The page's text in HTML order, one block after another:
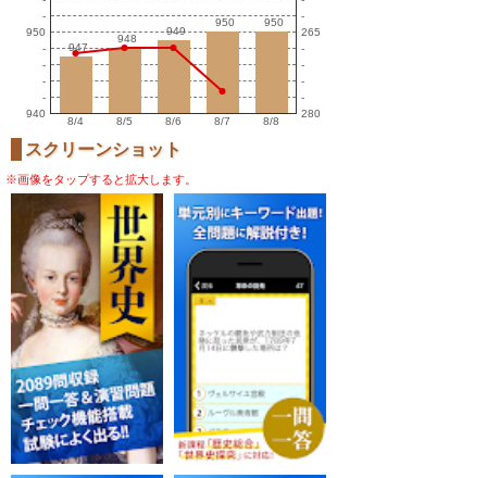
-
950
-
-
-
-
940
947
947
948
948
949
949
950
950 950
950
8/4 8/5 8/6 8/7 8/8
-
265
-
-
-
-
280
スクリーンショット
※画像をタップすると拡大します。